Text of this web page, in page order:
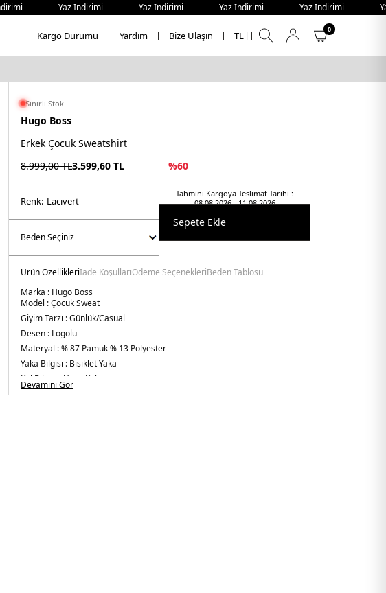
- Yaz İndirimi - Yaz İndirimi - Yaz İndirimi - Yaz
Kargo Durumu Yardım Bize Ulaşın TL
0
Sınırlı Stok
Hugo Boss
Erkek Çocuk Sweatshirt
8.999,00TL3.599,60 TL %60
Tahmini Kargoya Teslimat Tarihi :
08.08.2026 - 11.08.2026
Renk: laci̇vert
Sepete Ekle
Ürün Özellikleriİade KoşullarıÖdeme SeçenekleriBeden Tablosu
Marka : Hugo Boss
Model :Çocuk Sweat
Giyim Tarzı :Günlük/Casual
Desen : Logolu
Materyal :% 87 Pamuk % 13 Polyester
Yaka Bilgisi : Bisiklet Yaka
Kol Bilgisi : Uzun Kol
Kalıp Bilgisi :Standart Fit
Devamını Gör